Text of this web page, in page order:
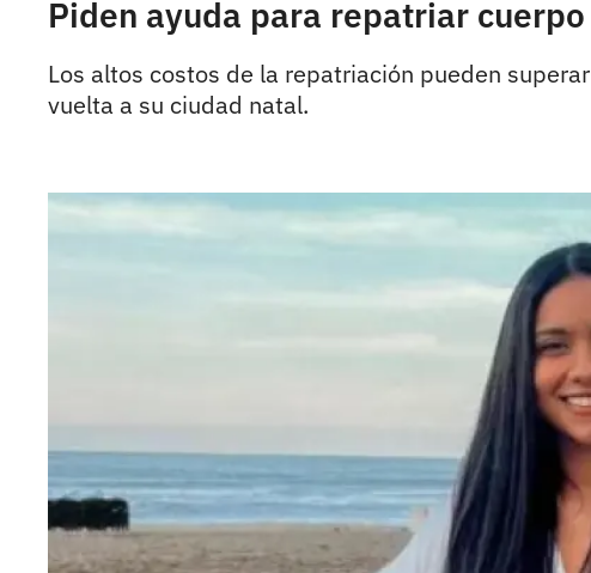
Piden ayuda para repatriar
Los altos costos de la repatriación pueden
vuelta a su ciudad natal.